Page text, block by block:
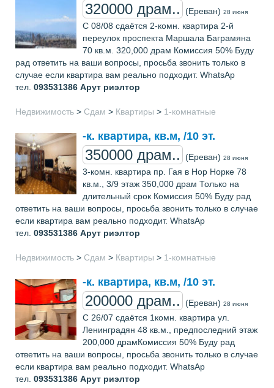
320000 драм.. (Ереван) 28 июня
С 08/08 сдаётся 2-комн. квартира 2-й
переулок проспекта Маршала Баграмяна
70 кв.м. 320,000 драм Комиссия 50% Буду
рад ответить на ваши вопросы, просьба звонить только в
случае если квартира вам реально подходит. WhatsAp
тел. 093531386 Арут риэлтор
Недвижимость > Сдам > Квартиры > 1-комнатные
-к. квартира, кв.м, /10 эт.
350000 драм.. (Ереван) 28 июня
3-комн. квартира пр. Гая в Нор Норке 78
кв.м., 3/9 этаж 350,000 драм Только на
длительный срок Комиссия 50% Буду рад
ответить на ваши вопросы, просьба звонить только в случае
если квартира вам реально подходит. WhatsAp
тел. 093531386 Арут риэлтор
Недвижимость > Сдам > Квартиры > 1-комнатные
-к. квартира, кв.м, /10 эт.
200000 драм.. (Ереван) 28 июня
С 26/07 сдаётся 1комн. квартира ул.
Ленинградян 48 кв.м., предпоследний этаж
200,000 драмКомиссия 50% Буду рад
ответить на ваши вопросы, просьба звонить только в случае
если квартира вам реально подходит. WhatsAp
тел. 093531386 Арут риэлтор